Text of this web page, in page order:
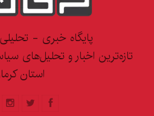
پایگاه خبری -
تازه‌ترین اخبار و تحلیل‌های
استان